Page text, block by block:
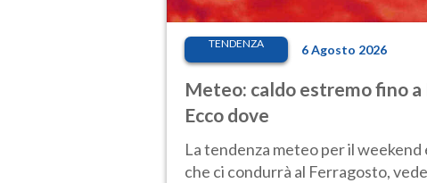
TENDENZA 6 Agosto 2026
Meteo: caldo estremo fino a
Ecco dove
La tendenza meteo per il
che ci condurrà al Ferragosto,